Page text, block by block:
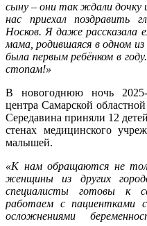
сыну – они так ждали дочку
нас приехал поздравить
Носков. Я даже рассказала
мама, родившаяся в одном
была первым ребёнком в
стопам!»
В новогоднюю ночь 2025-
центра Самарской
Середавина приняли 12
стенах медицинского
малышей.
«К нам обращаются не
женщины из других
специалисты готовы к
работаем с пациентками
осложнениями